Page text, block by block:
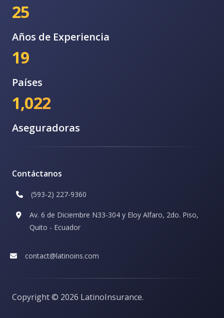
25
Años de Experiencia
19
Países
1,022
Aseguradoras
Contáctanos
(593-2) 227-9360
Av. 6 de Diciembre N33-304 y Eloy Alfaro, 2do. Piso,
Quito - Ecuador
contact@latinoins.com
Copyright © 2026 LatinoInsurance.